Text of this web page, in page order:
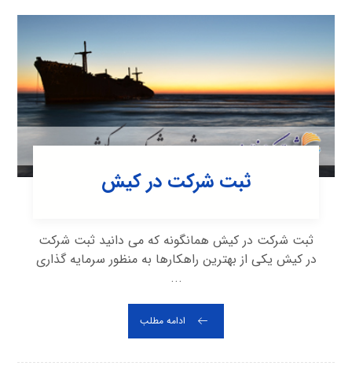
ثبت شرکت در کیش
ثبت شرکت در کیش همانگونه که می دانید ثبت شرکت
در کیش یکی از بهترین راهکارها به منظور سرمایه گذاری
...
ادامه مطلب